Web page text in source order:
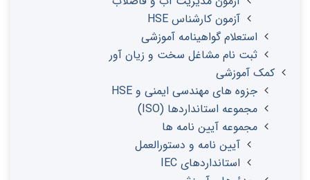
آزمون کارشناس HSE
استعلام گواهینامه آموزشی
ثبت نام مشاغل سخت و زیان آور
کمک آموزشی
جزوه های مهندسی ایمنی و HSE
مجموعه استانداردها (ISO)
مجموعه آیین نامه ها
آیین نامه و دستورالعمل
استانداردهای IEC